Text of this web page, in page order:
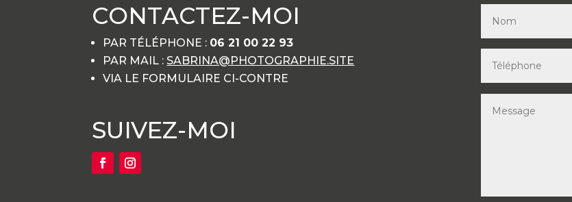
CONTACTEZ-MOI
PAR TÉLÉPHONE : 06 21 00 22 93
PAR MAIL : SABRINA@PHOTOGRAPHIE.SITE
VIA LE FORMULAIRE CI-CONTRE
SUIVEZ-MOI